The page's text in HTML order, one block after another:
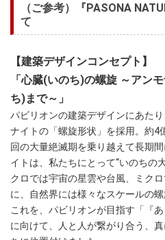
（ご参考）『PASONA
て
【建築デザインコンセプト】
「心臓(いのち)の螺旋 ～アン
ち)まで～」
パビリオンの建築デザインにあた
ナイトの「螺旋形状」を採用。約4
回の大量絶滅期を乗り越えて長期
イトは、私たちにとって“いのちの
クロでは宇宙の星雲や台風、ミク
に、自然界には様々なスケールの
これを、パビリオンが目指す「『
に向けて、人と人が繋がり合う、